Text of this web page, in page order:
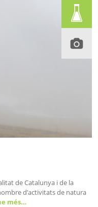
de Catalunya i de la
d’activitats de natura
més…